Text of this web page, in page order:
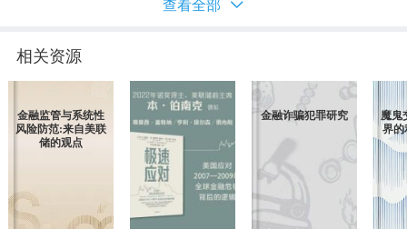
查看全部
相关资源
金融监管与系统性
风险防范:来自美联
储的观点
金融诈骗犯罪研究
魔鬼
界的